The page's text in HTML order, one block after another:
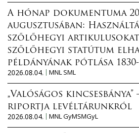
A hónap dokumentuma
augusztusában:
szőlőhegyi
szőlőhegyi statútum
példányának pótlása
2026.08.04.
MNL SML
„Valóságos kincsesbánya”
riportja levéltárunkról
2026.08.04.
MNL GyMSMGyL